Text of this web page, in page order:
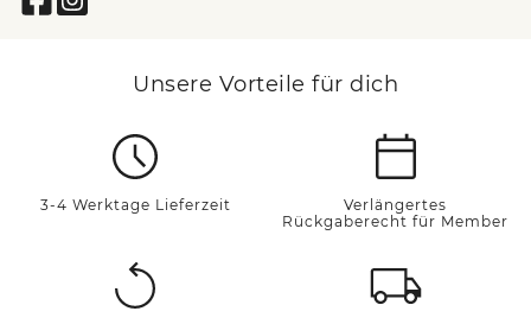
Unsere Vorteile für dich
3-4 Werktage Lieferzeit
Verlängertes
Rückgaberecht für Member